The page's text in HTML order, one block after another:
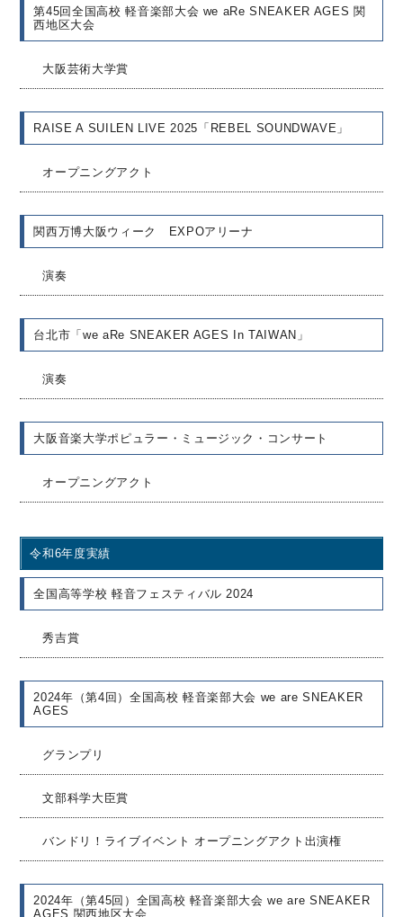
第45回全国高校 軽音楽部大会 we aRe SNEAKER AGES 関
西地区大会
大阪芸術大学賞
RAISE A SUILEN LIVE 2025「REBEL SOUNDWAVE」
オープニングアクト
関西万博大阪ウィーク EXPOアリーナ
演奏
台北市「we aRe SNEAKER AGES In TAIWAN」
演奏
大阪音楽大学ポピュラー・ミュージック・コンサート
オープニングアクト
令和6年度実績
全国高等学校 軽音フェスティバル 2024
秀吉賞
2024年（第4回）全国高校 軽音楽部大会 we are SNEAKER
AGES
グランプリ
文部科学大臣賞
バンドリ！ライブイベント オープニングアクト出演権
2024年（第45回）全国高校 軽音楽部大会 we are SNEAKER
AGES 関西地区大会